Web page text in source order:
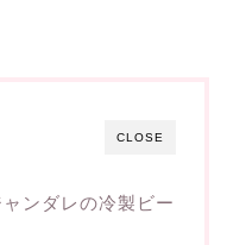
CLOSE
ンダレの冷製ビー